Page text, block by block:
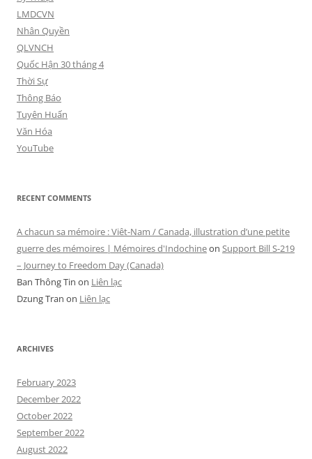
LMDCVN
Nhân Quyền
QLVNCH
Quốc Hận 30 tháng 4
Thời Sự
Thông Báo
Tuyên Huấn
Văn Hóa
YouTube
RECENT COMMENTS
A chacun sa mémoire : Viêt-Nam / Canada, illustration d’une petite
guerre des mémoires | Mémoires d'Indochineon Support Bill S-219
– Journey to Freedom Day (Canada)
Ban Thông Tin on Liên lạc
Dzung Tran on Liên lạc
ARCHIVES
February 2023
December 2022
October 2022
September 2022
August 2022